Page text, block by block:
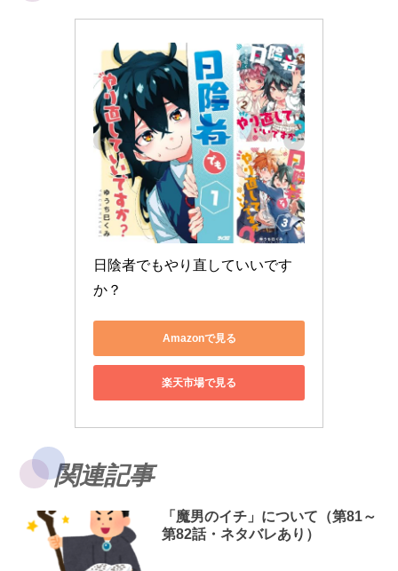
日陰者でもやり直していいです
か？
Amazonで見る
楽天市場で見る
関連記事
「魔男のイチ」について（第81～
第82話・ネタバレあり）